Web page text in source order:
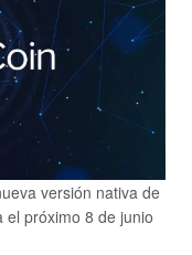
versión nativa de
el próximo 8 de junio